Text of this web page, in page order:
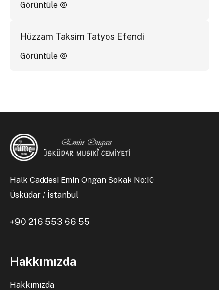
Görüntüle
Hüzzam Taksim Tatyos Efendi
Görüntüle
Halk Caddesi Emin Ongan Sokak No:10
Üsküdar / İstanbul
+90 216 553 66 55
Hakkımızda
Hakkımızda